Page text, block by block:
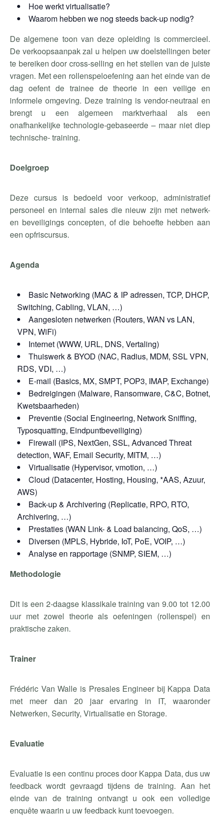
Hoe werkt virtualisatie?
Waarom hebben we nog steeds back-up nodig?
De algemene toon van deze opleiding is commercieel.
De verkoopsaanpak zal u helpen uw doelstellingen beter
te bereiken door cross-selling en het stellen van de juiste
vragen. Met een rollenspeloefening aan het einde van de
dag oefent de trainee de theorie in een veilige en
informele omgeving. Deze training is vendor-neutraal en
brengt u een algemeen marktverhaal als een
onafhankelijke technologie-gebaseerde – maar niet diep
technische- training.
Doelgroep
Deze cursus is bedoeld voor verkoop, administratief
personeel en internal sales die nieuw zijn met netwerk-
en beveiligings concepten, of die behoefte hebben aan
een opfriscursus.
Agenda
Basic Networking (MAC & IP adressen, TCP, DHCP,
Switching, Cabling, VLAN, …)
Aangesloten netwerken (Routers, WAN vs LAN,
VPN, WiFi)
Internet (WWW, URL, DNS, Vertaling)
Thuiswerk & BYOD (NAC, Radius, MDM, SSL VPN,
RDS, VDI, …)
E-mail (Basics, MX, SMPT, POP3, IMAP, Exchange)
Bedreigingen (Malware, Ransomware, C&C, Botnet,
Kwetsbaarheden)
Preventie (Social Engineering, Network Sniffing,
Typosquatting, Eindpuntbeveiliging)
Firewall (IPS, NextGen, SSL, Advanced Threat
detection, WAF, Email Security, MITM, …)
Virtualisatie (Hypervisor, vmotion, …)
Cloud (Datacenter, Hosting, Housing, *AAS, Azuur,
AWS)
Back-up & Archivering (Replicatie, RPO, RTO,
Archivering, …)
Prestaties (WAN Link- & Load balancing, QoS, …)
Diversen (MPLS, Hybride, IoT, PoE, VOIP, …)
Analyse en rapportage (SNMP, SIEM, …)
Methodologie
Dit is een 2-daagse klassikale training van 9.00 tot 12.00
uur met zowel theorie als oefeningen (rollenspel) en
praktische zaken.
Trainer
Frédéric Van Walle is Presales Engineer bij Kappa Data
met meer dan 20 jaar ervaring in IT, waaronder
Netwerken, Security, Virtualisatie en Storage.
Evaluatie
Evaluatie is een continu proces door Kappa Data, dus uw
feedback wordt gevraagd tijdens de training. Aan het
einde van de training ontvangt u ook een volledige
enquête waarin u uw feedback kunt toevoegen.